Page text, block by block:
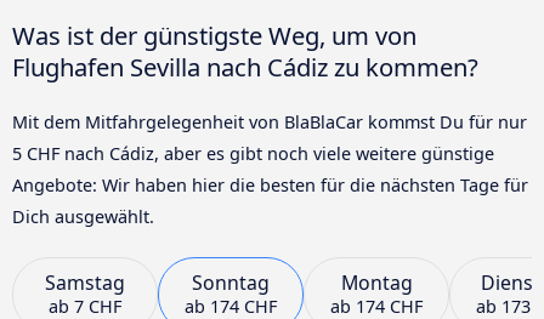
Was ist der günstigste Weg, um von
Flughafen Sevilla nach Cádiz zu kommen?
Mit dem Mitfahrgelegenheit von BlaBlaCar kommst Du für nur
5 CHF nach Cádiz, aber es gibt noch viele weitere günstige
Angebote: Wir haben hier die besten für die nächsten Tage für
Dich ausgewählt.
Samstag
ab 7 CHF
Sonntag
ab 174 CHF
Montag
ab 174 CHF ab 173